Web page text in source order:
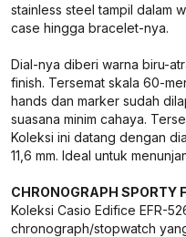
stainless steel tampil dalam
case hingga bracelet-nya.
Dial-nya diberi warna biru-
finish. Tersemat skala 60-
hands dan marker sudah
suasana minim cahaya.
Koleksi ini datang dengan
11,6 mm. Ideal untuk
CHRONOGRAPH SPORTY
Koleksi Casio Edifice EFR-
chronograph/stopwatch